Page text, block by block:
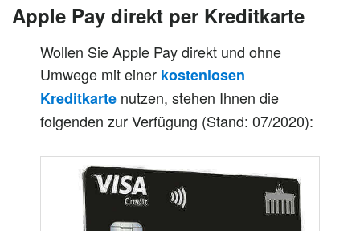
Apple Pay direkt per Kreditkarte
Wollen Sie Apple Pay direkt und ohne
Umwege mit einer kostenlosen
Kreditkarte nutzen, stehen Ihnen die
folgenden zur Verfügung (Stand: 07/2020):